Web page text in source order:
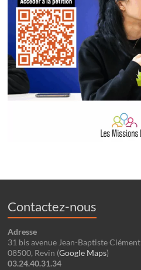
Contactez-nous
Adresse
31 bis avenue Jean-Baptiste Clément
08500, Revin (Google Maps)
03.24.40.31.34